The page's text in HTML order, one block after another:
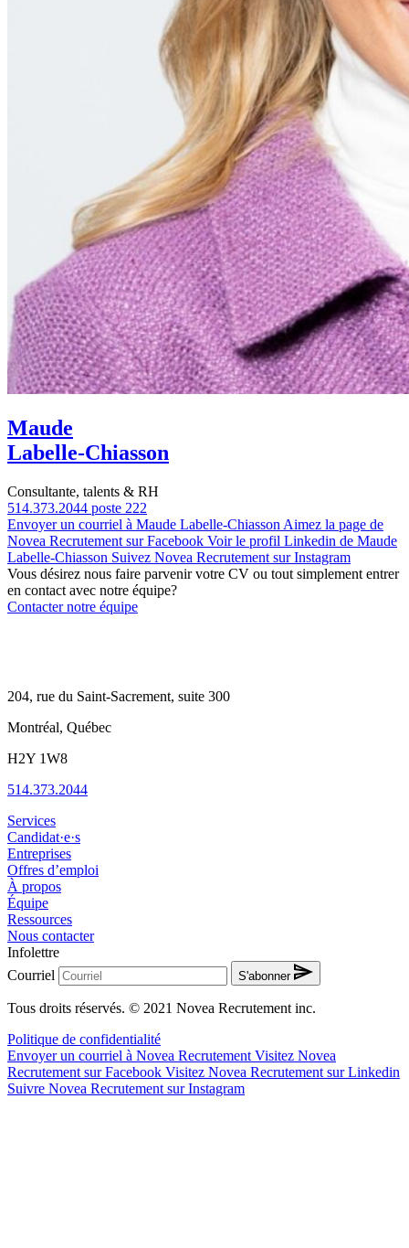
Maude
Labelle-Chiasson
Consultante, talents & RH
514.373.2044 poste 222
Envoyer un courriel à Maude Labelle-Chiasson Aimez la page de
Novea Recrutement sur Facebook Voir le profil Linkedin de Maude
Labelle-Chiasson Suivez Novea Recrutement sur Instagram
Vous désirez nous faire parvenir votre CV ou tout simplement entrer
en contact avec notre équipe?
Contacter notre équipe
204, rue du Saint-Sacrement, suite 300
Montréal, Québec
H2Y 1W8
514.373.2044
Services
Candidat·e·s
Entreprises
Offres d’emploi
À propos
Équipe
Ressources
Nous contacter
Infolettre
Courriel
S'abonner
Tous droits réservés. © 2021 Novea Recrutement inc.
Politique de confidentialité
Envoyer un courriel à Novea Recrutement Visitez Novea
Recrutement sur Facebook Visitez Novea Recrutement sur Linkedin
Suivre Novea Recrutement sur Instagram